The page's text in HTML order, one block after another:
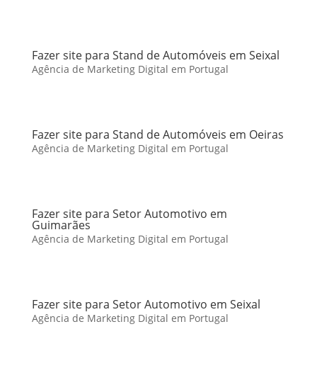
Fazer site para Stand de Automóveis em Seixal
Agência de Marketing Digital em Portugal
Fazer site para Stand de Automóveis em Oeiras
Agência de Marketing Digital em Portugal
Fazer site para Setor Automotivo em
Guimarães
Agência de Marketing Digital em Portugal
Fazer site para Setor Automotivo em Seixal
Agência de Marketing Digital em Portugal